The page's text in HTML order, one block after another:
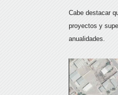
Cabe destacar
proyectos y
anualidades.